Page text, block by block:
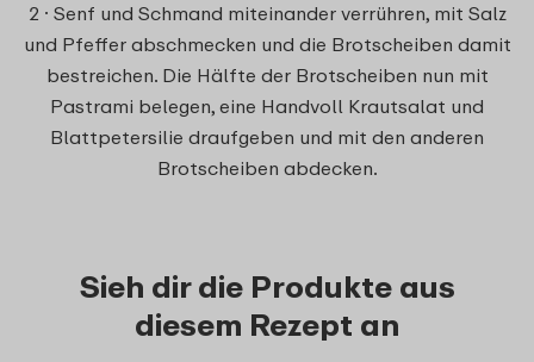
2 · Senf und Schmand miteinander verrühren, mit Salz
und Pfeffer abschmecken und die Brotscheiben damit
bestreichen. Die Hälfte der Brotscheiben nun mit
Pastrami belegen, eine Handvoll Krautsalat und
Blattpetersilie draufgeben und mit den anderen
Brotscheiben abdecken.
Sieh dir die Produkte aus
diesem Rezept an